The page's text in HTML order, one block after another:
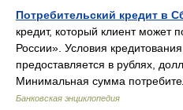
Потребительский кредит в
кредит, который клиент может
России». Условия
предоставляется в рублях,
Минимальная сумма
Банковская энциклопедия